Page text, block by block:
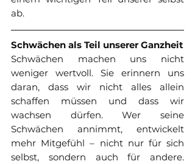
ab.
Schwächen als Teil unserer Ganzheit
Schwächen machen uns nicht
weniger wertvoll. Sie erinnern uns
daran, dass wir nicht alles allein
schaffen müssen und dass wir
wachsen dürfen. Wer seine
Schwächen annimmt, entwickelt
mehr Mitgefühl – nicht nur für sich
selbst, sondern auch für andere.